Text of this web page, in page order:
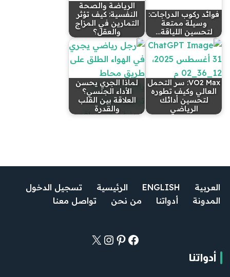
فوائد ركوب الدراجات:
وسيلة ممتعة
لتحسين اللياقة…
الرياضة والصحة
النفسية: كيف تؤثر
التمارين في المزاج
والعقل؟
VO2 Max: سر التحمل
العالي وكيف تطوره
لتحسين أدائك
الرياضي
لماذا الجري يحسن
الأداء الجنسي؟
العلاقة بين القلب
والقدرة
العربية ENGLISH الرئيسية
تسجيل الدخول
المدونة
أدواتنا من نحن تواصل معنا
أدواتنا